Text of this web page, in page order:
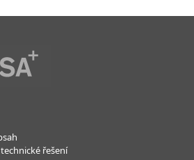
technické řešení